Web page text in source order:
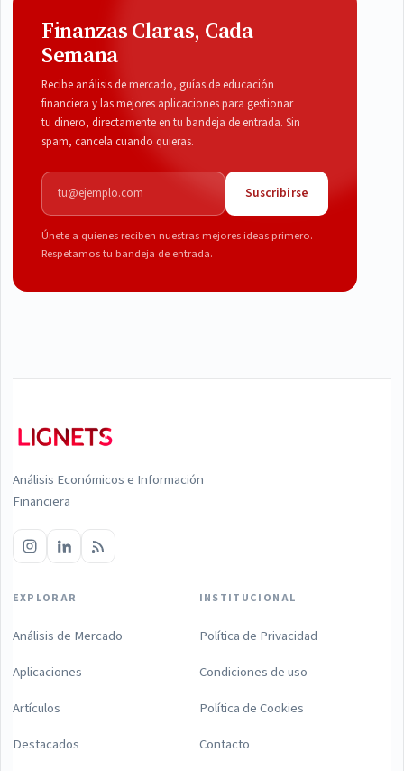
Finanzas Claras, Cada
Semana
Recibe análisis de mercado, guías de educación
financiera y las mejores aplicaciones para gestionar
tu dinero, directamente en tu bandeja de entrada. Sin
spam, cancela cuando quieras.
Correo electrónico
Suscribirse
Únete a quienes reciben nuestras mejores ideas primero.
Respetamos tu bandeja de entrada.
Análisis Económicos e Información
Financiera
EXPLORAR
Análisis de Mercado
Aplicaciones
Artículos
Destacados
INSTITUCIONAL
Política de Privacidad
Condiciones de uso
Política de Cookies
Contacto